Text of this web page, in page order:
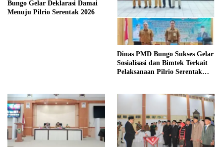
Bungo Gelar Deklarasi Damai
Menuju Pilrio Serentak 2026
Dinas PMD Bungo Sukses Gelar
Sosialisasi dan Bimtek Terkait
Pelaksanaan Pilrio Serentak